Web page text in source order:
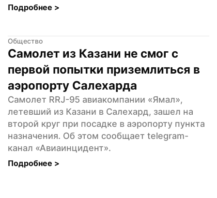
Подробнее >
Общество
Самолет из Казани не смог с
первой попытки приземлиться в
аэропорту Салехарда
Самолет RRJ-95 авиакомпании «Ямал»,
летевший из Казани в Салехард, зашел на
второй круг при посадке в аэропорту пункта
назначения. Об этом сообщает telegram-
канал «Авиаинцидент».
Подробнее >